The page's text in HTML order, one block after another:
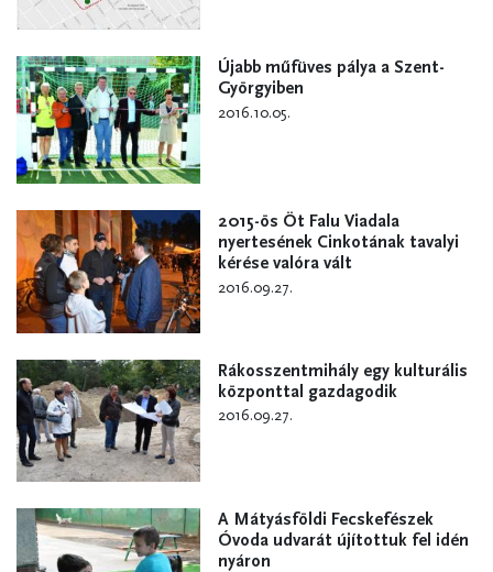
Újabb műfüves pálya a Szent-
Györgyiben
2016.10.05.
2015-ös Öt Falu Viadala
nyertesének Cinkotának tavalyi
kérése valóra vált
2016.09.27.
Rákosszentmihály egy kulturális
központtal gazdagodik
2016.09.27.
A Mátyásföldi Fecskefészek
Óvoda udvarát újítottuk fel idén
nyáron